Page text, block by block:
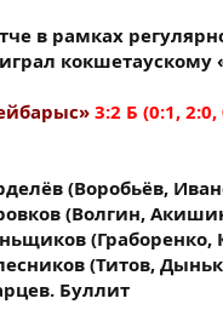
в рамках
кокшетаускому
3:2 Б (0:1, 2:0,
(Воробьёв,
(Волгин,
(Граборенко,
(Титов,
Буллит